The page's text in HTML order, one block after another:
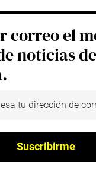
correo el
noticias de